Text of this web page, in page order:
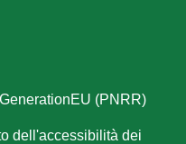
(PNRR)
dell'accessibilità dei